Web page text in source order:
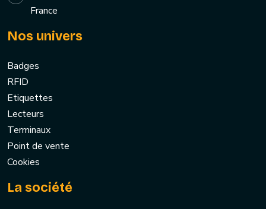
France
Nos univers
Badges
RFID
Etiquettes
Lecteurs
Terminaux
Point de vente
Cookies
La société